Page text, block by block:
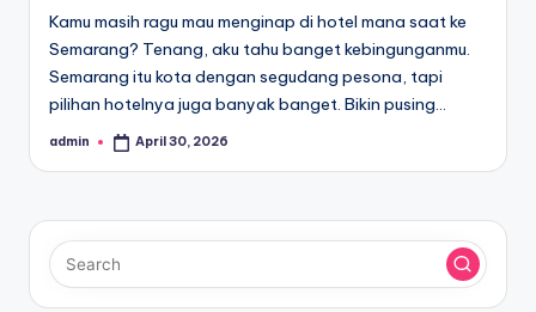
Kamu masih ragu mau menginap di hotel mana saat ke
Semarang? Tenang, aku tahu banget kebingunganmu.
Semarang itu kota dengan segudang pesona, tapi
pilihan hotelnya juga banyak banget. Bikin pusing…
Posted
admin April 30, 2026